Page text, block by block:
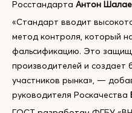
Росстандарта Антон
«Стандарт вводит
метод контроля, который
фальсификацию. Это
производителей и создает
участников рынка», —
руководителя Роскачества